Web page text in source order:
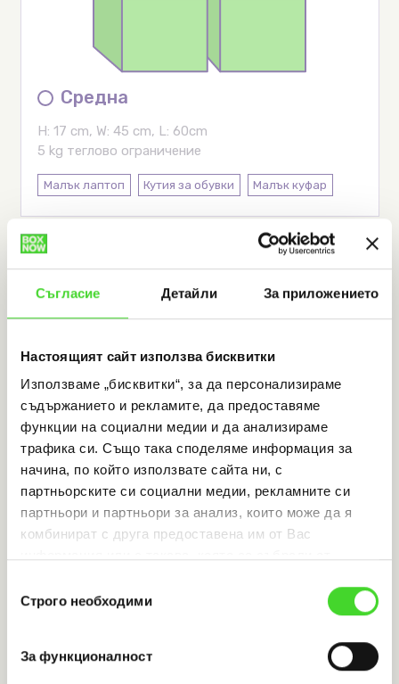
Съгласие Детайли За приложението
Настоящият сайт използва бисквитки
Използваме „бисквитки“, за да персонализираме
съдържанието и рекламите, да предоставяме
функции на социални медии и да анализираме
трафика си. Също така споделяме информация за
начина, по който използвате сайта ни, с
партньорските си социални медии, рекламните си
партньори и партньори за анализ, които може да я
комбинират с друга предоставена им от Вас
наСтрого необходими
За функционалност
Средна
H: 17 cm, W: 45 cm, L: 60cm
5 kg теглово ограничение
Малък лаптоп Кутия за обувки Малък куфар
Голяма
H: 36 cm, W: 45 cm, L: 60cm
20 kg теглово ограничение
Дрехи Голям куфар TV box
2. Данни за електронния